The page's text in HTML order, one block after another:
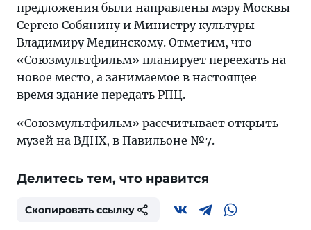
предложения были направлены мэру Москвы
Сергею Собянину и Министру культуры
Владимиру Мединскому. Отметим, что
«Союзмультфильм» планирует переехать на
новое место, а занимаемое в настоящее
время здание передать РПЦ.
«Союзмультфильм» рассчитывает открыть
музей на ВДНХ, в Павильоне №7.
Делитесь тем, что нравится
Скопировать ссылку